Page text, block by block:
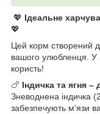
💖 Ідеальне
💖
Цей корм створений
вашого улюбленця. У
користь!
🍗 Індичка та ягня –
Зневоднена індичка
забезпечують м'язи